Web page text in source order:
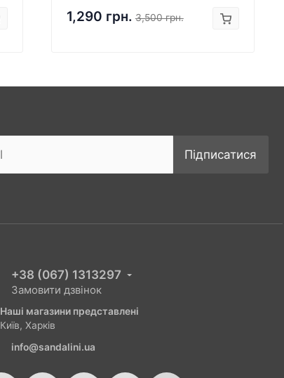
1,290 грн. 3,500 грн.
Підписатися
+38 (067) 1313297
Замовити дзвінок
Наші магазини представлені
Київ, Харків
info@sandalini.ua